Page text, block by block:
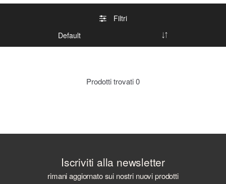
Filtri
Prodotti trovati0
Iscriviti alla newsletter
rimani aggiornato sui nostri nuovi prodotti